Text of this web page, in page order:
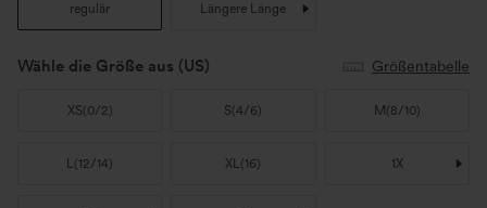
regulär Längere Länge
Wähle die Größe aus (US) Größentabelle
XS(0/2) S(4/6) M (8/10)
L(12/14) XL(16) 1X